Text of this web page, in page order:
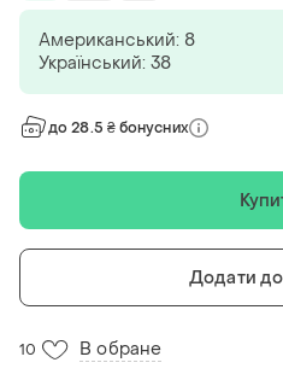
Американський: 8
Український: 38
до 28.5 ₴ бонусних
Додати
10 В обране